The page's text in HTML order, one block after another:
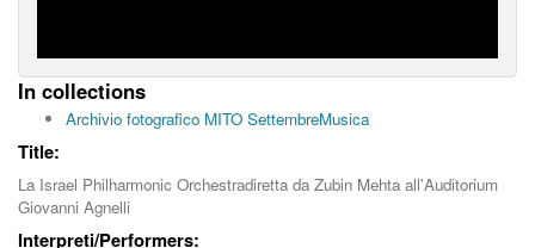
In collections
Archivio fotografico MITO SettembreMusica
Title:
La Israel Philharmonic Orchestradiretta da Zubin Mehta all'Auditorium
Giovanni Agnelli
Interpreti/Performers: